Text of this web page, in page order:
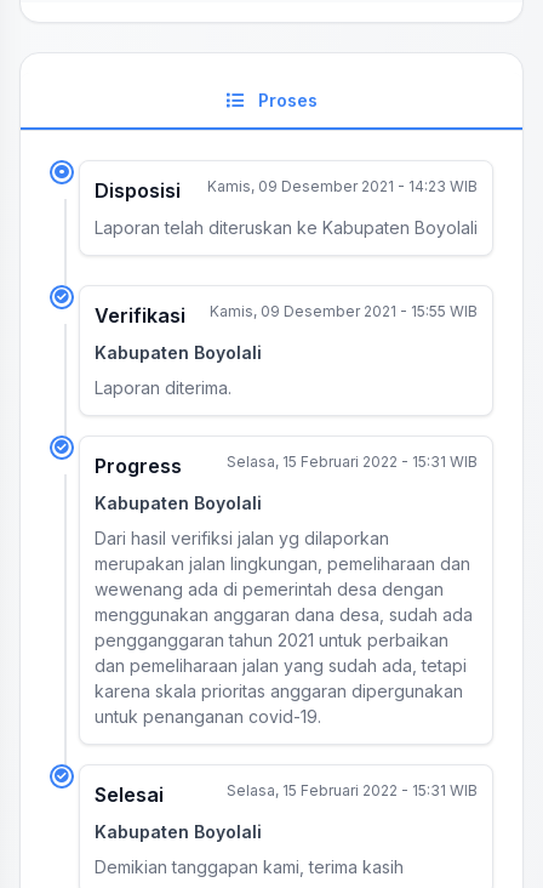
Proses
Disposisi Kamis, 09 Desember 2021 - 14:23 WIB
Laporan telah diteruskan ke Kabupaten Boyolali
Verifikasi Kamis, 09 Desember 2021 - 15:55 WIB
Kabupaten Boyolali
Laporan diterima.
Progress Selasa, 15 Februari 2022 - 15:31 WIB
Kabupaten Boyolali
Dari hasil verifiksi jalan yg dilaporkan
merupakan jalan lingkungan, pemeliharaan dan
wewenang ada di pemerintah desa dengan
menggunakan anggaran dana desa, sudah ada
pengganggaran tahun 2021 untuk perbaikan
dan pemeliharaan jalan yang sudah ada, tetapi
karena skala prioritas anggaran dipergunakan
untuk penanganan covid-19.
Selesai Selasa, 15 Februari 2022 - 15:31 WIB
Kabupaten Boyolali
Demikian tanggapan kami, terima kasih